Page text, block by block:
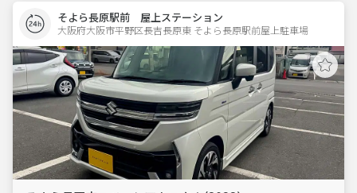
そよら長原駅前 屋上ステーション
大阪府大阪市平野区長吉長原東 そよら長原駅前屋上駐車場